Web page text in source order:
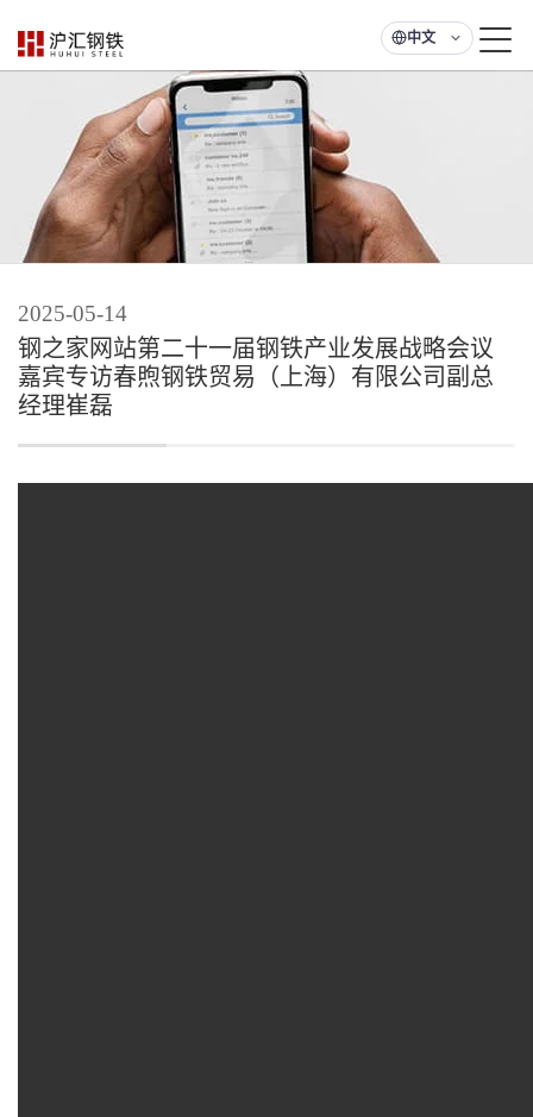
中文
2025-05-14
钢之家网站第二十一届钢铁产业发展战略会议
嘉宾专访春煦钢铁贸易（上海）有限公司副总
经理崔磊